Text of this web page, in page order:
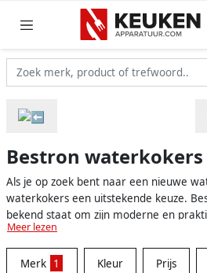
Bestron waterkokers
Als je op zoek bent naar een nieuwe
waterkokers een uitstekende keuze.
bekend staat om zijn moderne en
apparaten, waarbij kwaliteit en een
In hun assortiment vind je diverse
eigenschappen, zodat er altijd wel een
Meer lezen
Merk 1 Kleur Prijs